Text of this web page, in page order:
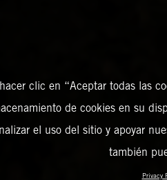
clic en “Aceptar todas las
de cookies en su
el uso del sitio y apoyar
también
Privacy